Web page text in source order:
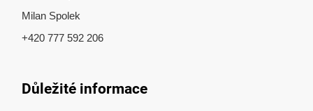
Milan Spolek
+420 777 592 206
Důležité informace